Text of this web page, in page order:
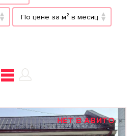
По цене за м² в месяц
НЕТ В АВИТО